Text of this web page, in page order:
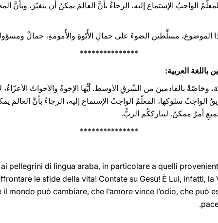
الواجبُ الإستماع إليه، الرجاءُ بأنَّ العالمَ يمكنُ أن يتغيّرَ، وبأنَّ
الموضوع، مسلِّطين الضوءَ على جمالِ الأُبّوةِ والأُمومةِ، جمالٌ
***************
باللغة العربية:
وخاصّةً بالقادمينَ من الشّرقِ الأوسط. أيُّها الإخوةُ والأخواتُ
الواجبُ سلوكها، المعلّمُ الواجبُ الإستماع إليه، الرجاءُ بأنَّ العالمَ
أمرٌ ممكنٌ. ليبارككُم الربُّ.
***************
pellegrini di lingua araba, in particolare a quelli
le sfide della vita! Contate su Gesù! È Lui, infatti,
mondo può cambiare, che l’amore vince l’odio, che può